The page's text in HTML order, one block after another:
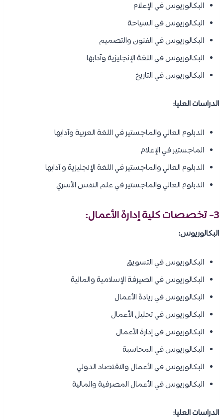
البكالوريوس في الإعلام
البكالوريوس في السياحة
البكالوريوس في الفنون والتصميم
البكالوريوس في اللغة الإنجليزية وآدابها
البكالوريوس في التاريخ
الدراسات العليا:
الدبلوم العالي والماجستير في اللغة العربية وآدابها
الماجستير في الإعلام
الدبلوم العالي والماجستير في اللغة الإنجليزية و آدابها
الدبلوم العالي والماجستير في علم النفس الأسري
3- تخصصات كلية إدارة الأعمال:
البكالوريوس:
البكالوريوس في التسويق
البكالوريوس في الصيرفة الإسلامية والمالية
البكالوريوس في ريادة الأعمال
البكالوريوس في تحليل الأعمال
البكالوريوس في إدارة الأعمال
البكالوريوس في المحاسبة
البكالوريوس في الأعمال والاقتصاد الدولي
البكالوريوس في الأعمال المصرفية والمالية
الدراسات العليا: